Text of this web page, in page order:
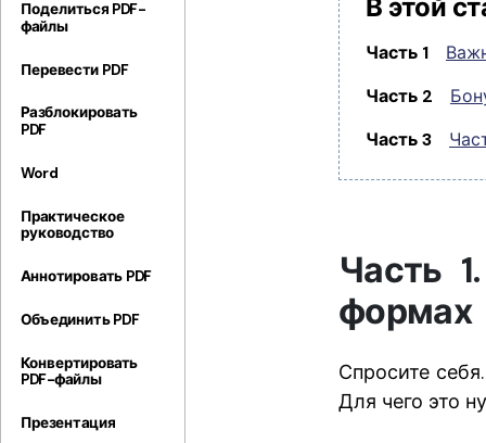
Поделиться PDF-
файлы
Перевести PDF
Разблокировать
PDF
Word
Практическое
руководство
Аннотировать PDF
Объединить PDF
Конвертировать
PDF-файлы
Презентация
В этой
Часть 1
Часть 2
Часть 3
Часть
формах
Спросите
Для чего это